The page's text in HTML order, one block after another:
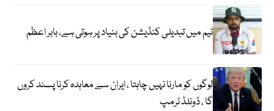
ٹیم میں تبدیلی کنڈیشن کی بنیاد پر ہوتی ہے، بابر اعظم
لوگوں کو مارنا نہیں چاہتا ، ایران سے معاہدہ کرنا پسند کروں
گا ، ڈونلڈ ٹرمپ